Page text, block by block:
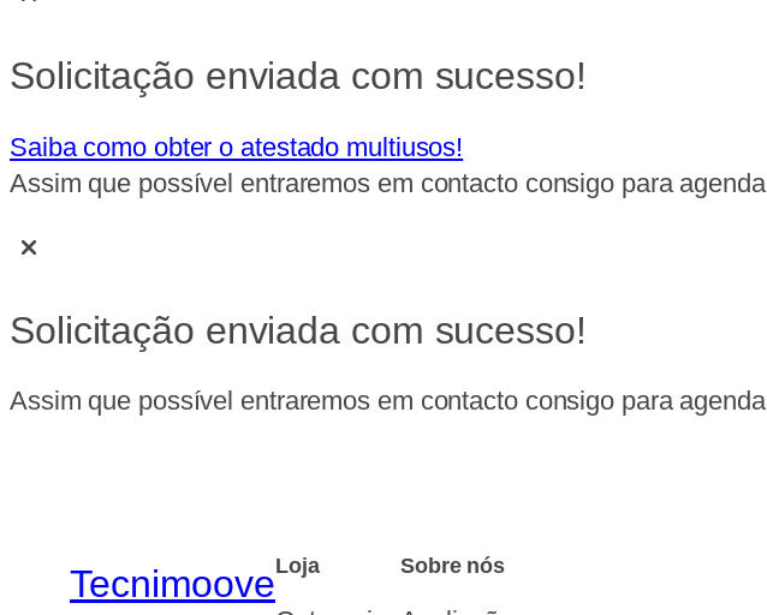
Solicitação enviada com sucesso!
Saiba como obter o atestado multiusos!
Assim que possível entraremos em contacto consigo para
Solicitação enviada com sucesso!
Assim que possível entraremos em contacto consigo para
TecnimooveLoja Sobre nós